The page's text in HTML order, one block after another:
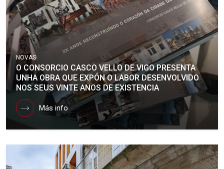
NOVAS
O CONSORCIO CASCO VELLO DE VIGO PRESENTA
UNHA OBRA QUE EXPÓN O LABOR DESENVOLVIDO
NOS SEUS VINTE ANOS DE EXISTENCIA
Más info